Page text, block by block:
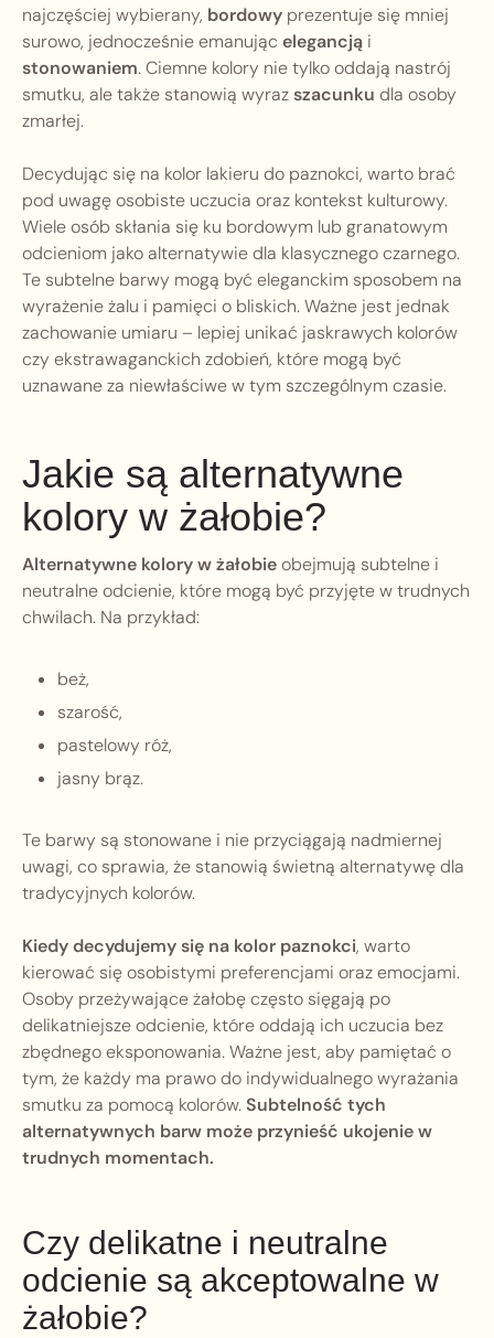
najczęściej wybierany, bordowy prezentuje się mniej
surowo, jednocześnie emanując elegancją i
stonowaniem. Ciemne kolory nie tylko oddają nastrój
smutku, ale także stanowią wyrazszacunku dla osoby
zmarłej.
Decydując się na kolor lakieru do paznokci, warto brać
pod uwagę osobiste uczucia oraz kontekst kulturowy.
Wiele osób skłania się ku bordowym lub granatowym
odcieniom jako alternatywie dla klasycznego czarnego.
Te subtelne barwy mogą być eleganckim sposobem na
wyrażenie żalu i pamięci o bliskich. Ważne jest jednak
zachowanie umiaru – lepiej unikać jaskrawych kolorów
czy ekstrawaganckich zdobień, które mogą być
uznawane za niewłaściwe w tym szczególnym czasie.
Jakie są alternatywne
kolory w żałobie?
Alternatywne kolory w żałobieobejmują subtelne i
neutralne odcienie, które mogą być przyjęte w trudnych
chwilach. Na przykład:
beż,
szarość,
pastelowy róż,
jasny brąz.
Te barwy są stonowane i nie przyciągają nadmiernej
uwagi, co sprawia, że stanowią świetną alternatywę dla
tradycyjnych kolorów.
Kiedy decydujemy się na kolor paznokci, warto
kierować się osobistymi preferencjami oraz emocjami.
Osoby przeżywające żałobę często sięgają po
delikatniejsze odcienie, które oddają ich uczucia bez
zbędnego eksponowania. Ważne jest, aby pamiętać o
tym, że każdy ma prawo do indywidualnego wyrażania
smutku za pomocą kolorów.Subtelność tych
alternatywnych barw może przynieść ukojenie w
trudnych momentach.
Czy delikatne i neutralne
odcienie są akceptowalne w
żałobie?